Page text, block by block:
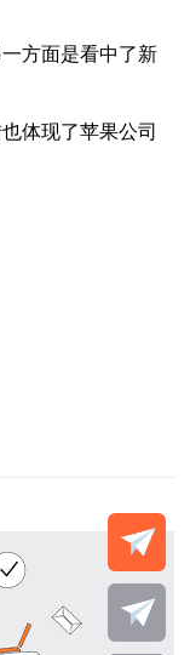
方面是看中了新
体现了苹果公司